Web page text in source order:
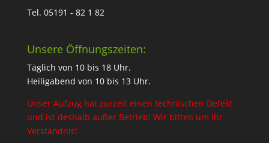
Tel. 05191 - 82 1 82
Unsere Öffnungszeiten:
Täglich von 10 bis 18 Uhr.
Heiligabend von 10 bis 13 Uhr.
Unser Aufzug hat zurzeit einen technischen Defekt
und ist deshalb außer Betrieb! Wir bitten um Ihr
Verständnis!